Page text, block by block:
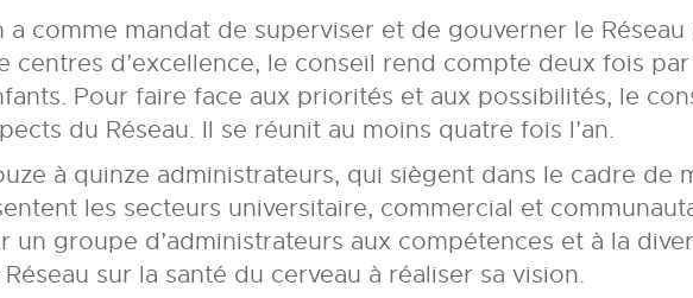
a comme mandat de superviser et de gouverner le
centres d’excellence, le conseil rend compte deux fois
Pour faire face aux priorités et aux possibilités, le
du Réseau. Il se réunit au moins quatre fois l’an.
à quinze administrateurs, qui siègent dans le cadre de
les secteurs universitaire, commercial et
un groupe d’administrateurs aux compétences et à la
sur la santé du cerveau à réaliser sa vision.